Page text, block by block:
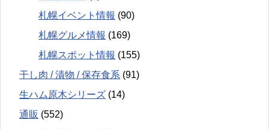
札幌イベント情報 (90)
札幌グルメ情報 (169)
札幌スポット情報 (155)
干し肉 / 漬物 / 保存食系 (91)
生ハム原木シリーズ (14)
通販 (552)